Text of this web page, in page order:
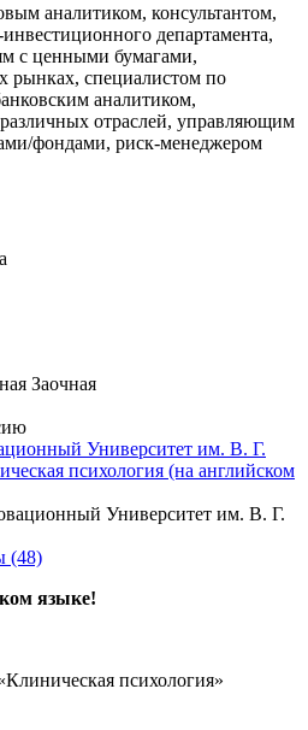
аналитиком, консультантом,
департамента,
с ценными бумагами,
рынках, специалистом по
аналитиком,
отраслей, управляющим
фондами, риск-менеджером
Заочная
Университет им. В. Г.
психология (на английском
(48)
языке!
психология»